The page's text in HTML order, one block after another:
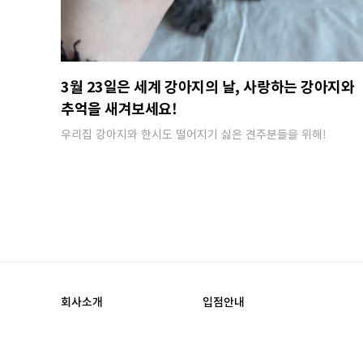
3월 23일은 세계 강아지의 날, 사랑하는 강아지와
추억을 새겨보세요!
우리집 강아지와 한시도 떨어지기 싫은 견주분들을 위해​!
회사소개 입점안내